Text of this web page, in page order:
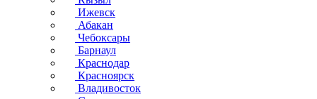
Ижевск
Абакан
Чебоксары
Барнаул
Краснодар
Красноярск
Владивосток